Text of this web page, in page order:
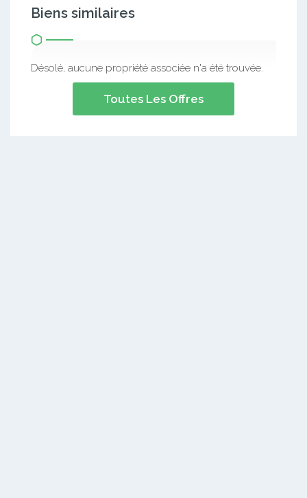
Biens similaires
Désolé, aucune propriété associée n'a été trouvée.
Toutes Les Offres